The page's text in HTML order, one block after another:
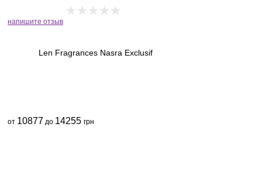
напишите отзыв
Len Fragrances Nasra Exclusif
от 10877 до 14255 грн